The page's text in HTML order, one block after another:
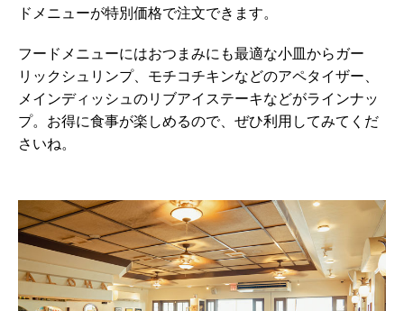
ドメニューが特別価格で注文できます。
フードメニューにはおつまみにも最適な小皿からガー
リックシュリンプ、モチコチキンなどのアペタイザー、
メインディッシュのリブアイステーキなどがラインナッ
プ。お得に食事が楽しめるので、ぜひ利用してみてくだ
さいね。